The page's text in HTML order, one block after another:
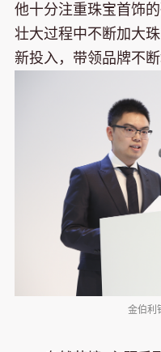
他十分注重珠宝首饰
壮大过程中不断加大
新投入，带领品牌不断
金伯利